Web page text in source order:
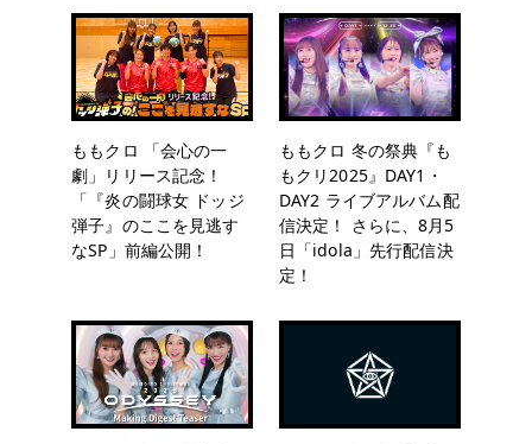
ももクロ 「会心の一
劇」リリース記念！
「『炎の闘球女 ドッジ
弾子』のここを見逃す
なSP」前編公開！
ももクロ 冬の祭典『も
もクリ2025』DAY1・
DAY2 ライブアルバム配
信決定！ さらに、8月5
日「idola」先行配信決
定！